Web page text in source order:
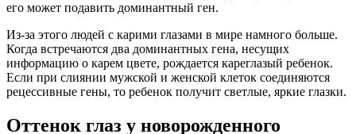
его может подавить доминантный ген.
Из-за этого людей с карими глазами в мире намного больше.
Когда встречаются два доминантных гена, несущих
информацию о карем цвете, рождается кареглазый ребенок.
Если при слиянии мужской и женской клеток соединяются
рецессивные гены, то ребенок получит светлые, яркие глазки.
Оттенок глаз у новорожденного